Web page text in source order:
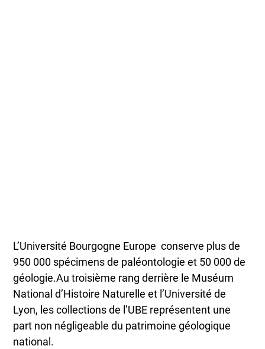
L’Université Bourgogne Europe conserve plus de
950 000 spécimens de paléontologie et 50 000 de
géologie.Au troisième rang derrière le Muséum
National d’Histoire Naturelle et l’Université de
Lyon, les collections de l’UBE représentent une
part non négligeable du patrimoine géologique
national.